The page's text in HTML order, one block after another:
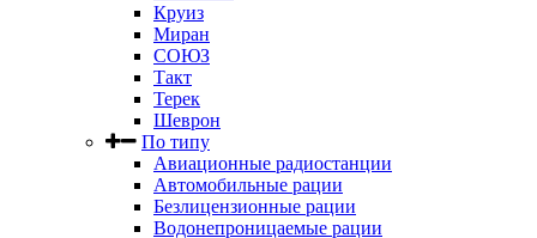
Круиз
Миран
СОЮЗ
Такт
Терек
Шеврон
По типу
Авиационные радиостанции
Автомобильные рации
Безлицензионные рации
Водонепроницаемые рации